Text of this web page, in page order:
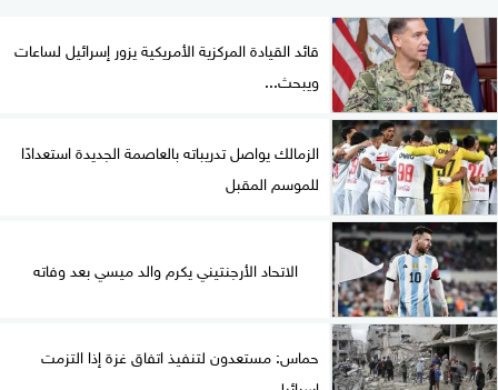
قائد القيادة المركزية الأمريكية يزور إسرائيل لساعات
ويبحث...
الزمالك يواصل تدريباته بالعاصمة الجديدة استعدادًا
للموسم المقبل
الاتحاد الأرجنتيني يكرم والد ميسي بعد وفاته
حماس: مستعدون لتنفيذ اتفاق غزة إذا التزمت